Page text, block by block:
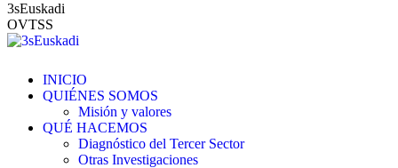
3sEuskadi
OVTSS
INICIO
QUIÉNES SOMOS
Misión y valores
QUÉ HACEMOS
Diagnóstico del Tercer Sector
Otras Investigaciones